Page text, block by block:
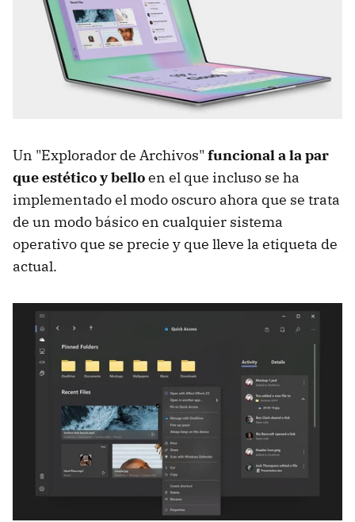
Un "Explorador de Archivos" funcional a la par
que estético y belloen el que incluso se ha
implementado el modo oscuro ahora que se trata
de un modo básico en cualquier sistema
operativo que se precie y que lleve la etiqueta de
actual.